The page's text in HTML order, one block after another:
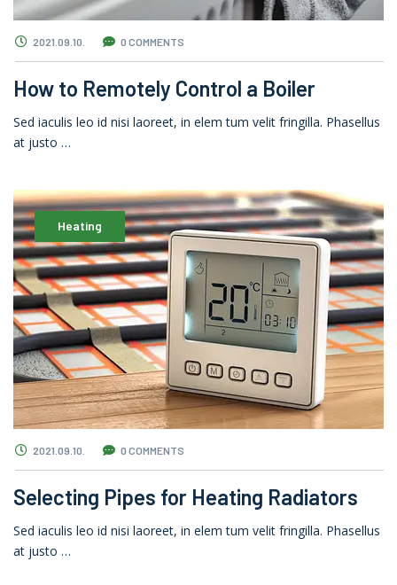
2021.09.10. 0 COMMENTS
How to Remotely Control a Boiler
Sed iaculis leo id nisi laoreet, in elem tum velit fringilla. Phasellus
at justo …
Heating
2021.09.10. 0 COMMENTS
Selecting Pipes for Heating Radiators
Sed iaculis leo id nisi laoreet, in elem tum velit fringilla. Phasellus
at justo …